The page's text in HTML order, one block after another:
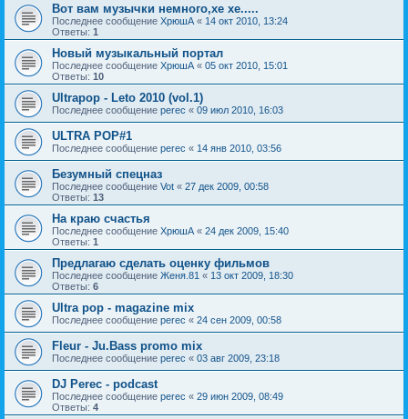
Вот вам музычки немного,хе хе.....
Последнее сообщение ХрюшА « 14 окт 2010, 13:24
Ответы: 1
Новый музыкальный портал
Последнее сообщение ХрюшА « 05 окт 2010, 15:01
Ответы: 10
Ultrapop - Leto 2010 (vol.1)
Последнее сообщение perec « 09 июл 2010, 16:03
ULTRA POP#1
Последнее сообщение perec « 14 янв 2010, 03:56
Безумный спецназ
Последнее сообщение Vot « 27 дек 2009, 00:58
Ответы: 13
На краю счастья
Последнее сообщение ХрюшА « 24 дек 2009, 15:40
Ответы: 1
Предлагаю сделать оценку фильмов
Последнее сообщение Женя.81 « 13 окт 2009, 18:30
Ответы: 6
Ultra pop - magazine mix
Последнее сообщение perec « 24 сен 2009, 00:58
Fleur - Ju.Bass promo mix
Последнее сообщение perec « 03 авг 2009, 23:18
DJ Perec - podcast
Последнее сообщение perec « 29 июн 2009, 08:49
Ответы: 4